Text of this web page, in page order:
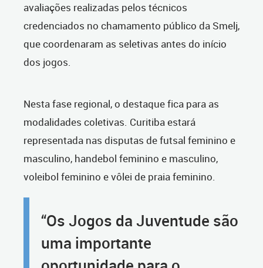
avaliações realizadas pelos técnicos
credenciados no chamamento público da Smelj,
que coordenaram as seletivas antes do início
dos jogos.
Nesta fase regional, o destaque fica para as
modalidades coletivas. Curitiba estará
representada nas disputas de futsal feminino e
masculino, handebol feminino e masculino,
voleibol feminino e vôlei de praia feminino.
“Os Jogos da Juventude são
uma importante